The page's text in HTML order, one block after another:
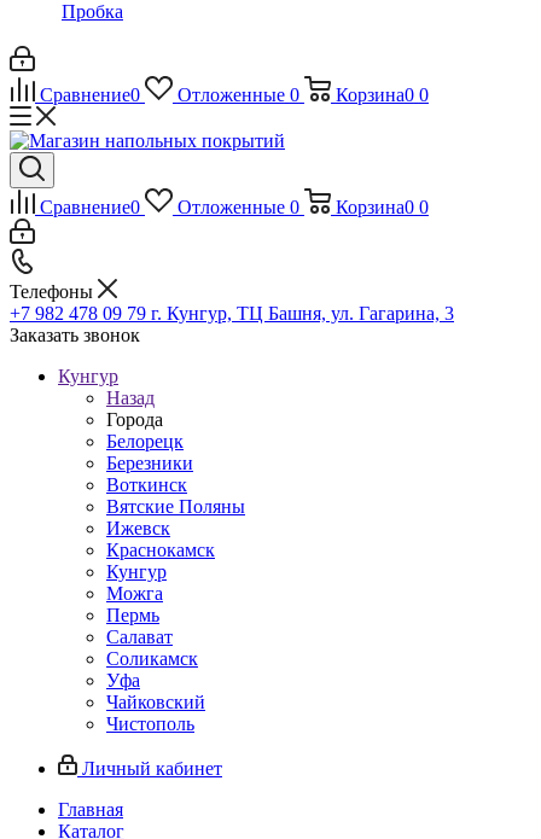
Пробка
Сравнение0 Отложенные 0 Корзина0 0
Сравнение0 Отложенные 0 Корзина0 0
Телефоны
+7 982 478 09 79 г. Кунгур, ТЦ Башня, ул. Гагарина, 3
Заказать звонок
Кунгур
Назад
Города
Белорецк
Березники
Воткинск
Вятские Поляны
Ижевск
Краснокамск
Кунгур
Можга
Пермь
Салават
Соликамск
Уфа
Чайковский
Чистополь
Личный кабинет
Главная
Каталог